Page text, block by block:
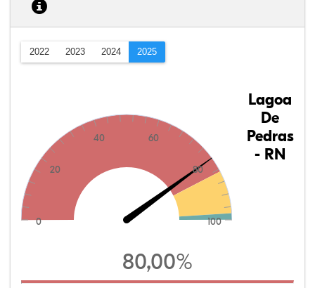
2022 2023 2024 2025
0
20
40 60
80
100
Lagoa
De
Pedras
- RN
80,00%